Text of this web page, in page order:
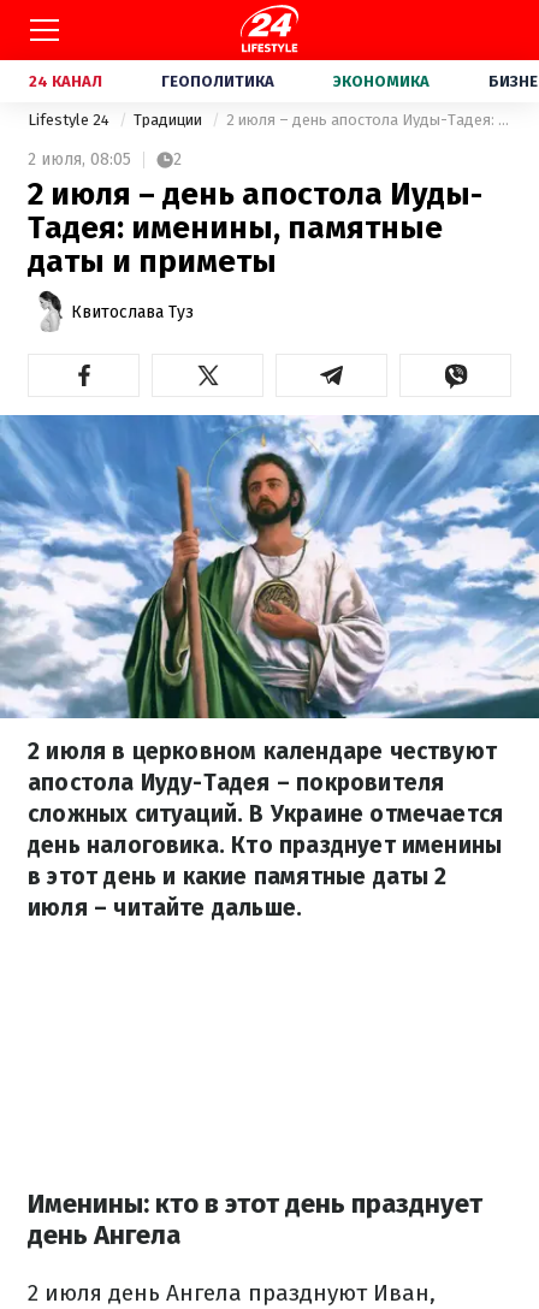
24 КАНАЛ ГЕОПОЛИТИКА ЭКОНОМИКА
Lifestyle 24 Традиции 2 июля – день апостола Иуды-Тадея: именины, памятные даты и приметы
2 июля, 08:05 2
2 июля – день апостола Иуды-
Тадея: именины, памятные
даты и приметы
Квитослава Туз
2 июля в церковном календаре чествуют
апостола Иуду-Тадея – покровителя
сложных ситуаций. В Украине отмечается
день налоговика. Кто празднует именины
в этот день и какие памятные даты 2
июля – читайте дальше.
Именины: кто в этот день празднует
день Ангела
2 июля день Ангела празднуют Иван,